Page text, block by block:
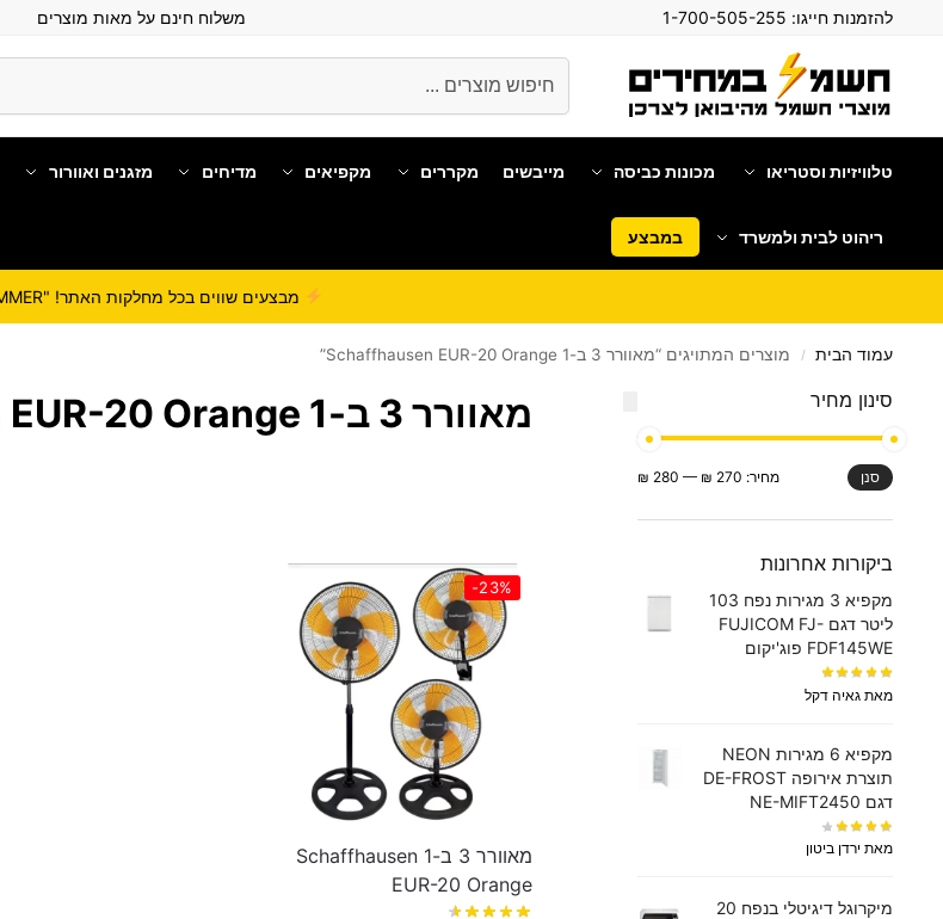
להזמנות חייגו: משלוח חינם על מאות מוצרים
טלוויזיות וסטריאו מכונות כביסה מייבשים מקררים מקפיאים מדיחים מזגנים ואוורור
ריהוט לבית ולמשרד במבצע
מבצעים שווים בכל מחלקות האתר! "SUMMER"
עמוד הבית / מוצרים המתויגים “מאוורר 3 ב-1 Schaffhausen EUR-20 Orange”
מאוורר 3 ב-1 Schaffhausen EUR-20 Orange
-23%
מאוורר 3 ב-1 Schaffhausen
EUR-20 Orange
סינון מחיר
סנן מחיר: 270 ₪
—
280 ₪
ביקורות אחרונות
מקפיא 3 מגירות נפח 103
ליטר דגם FUJICOM FJ-
FDF145WE פוג'יקום
מאת גאיה דקל
מקפיא 6 מגירות NEON
תוצרת אירופה DE-FROST
דגם NE-MIFT2450
מאת ירדן ביטון
מיקרוגל דיגיטלי בנפח 20